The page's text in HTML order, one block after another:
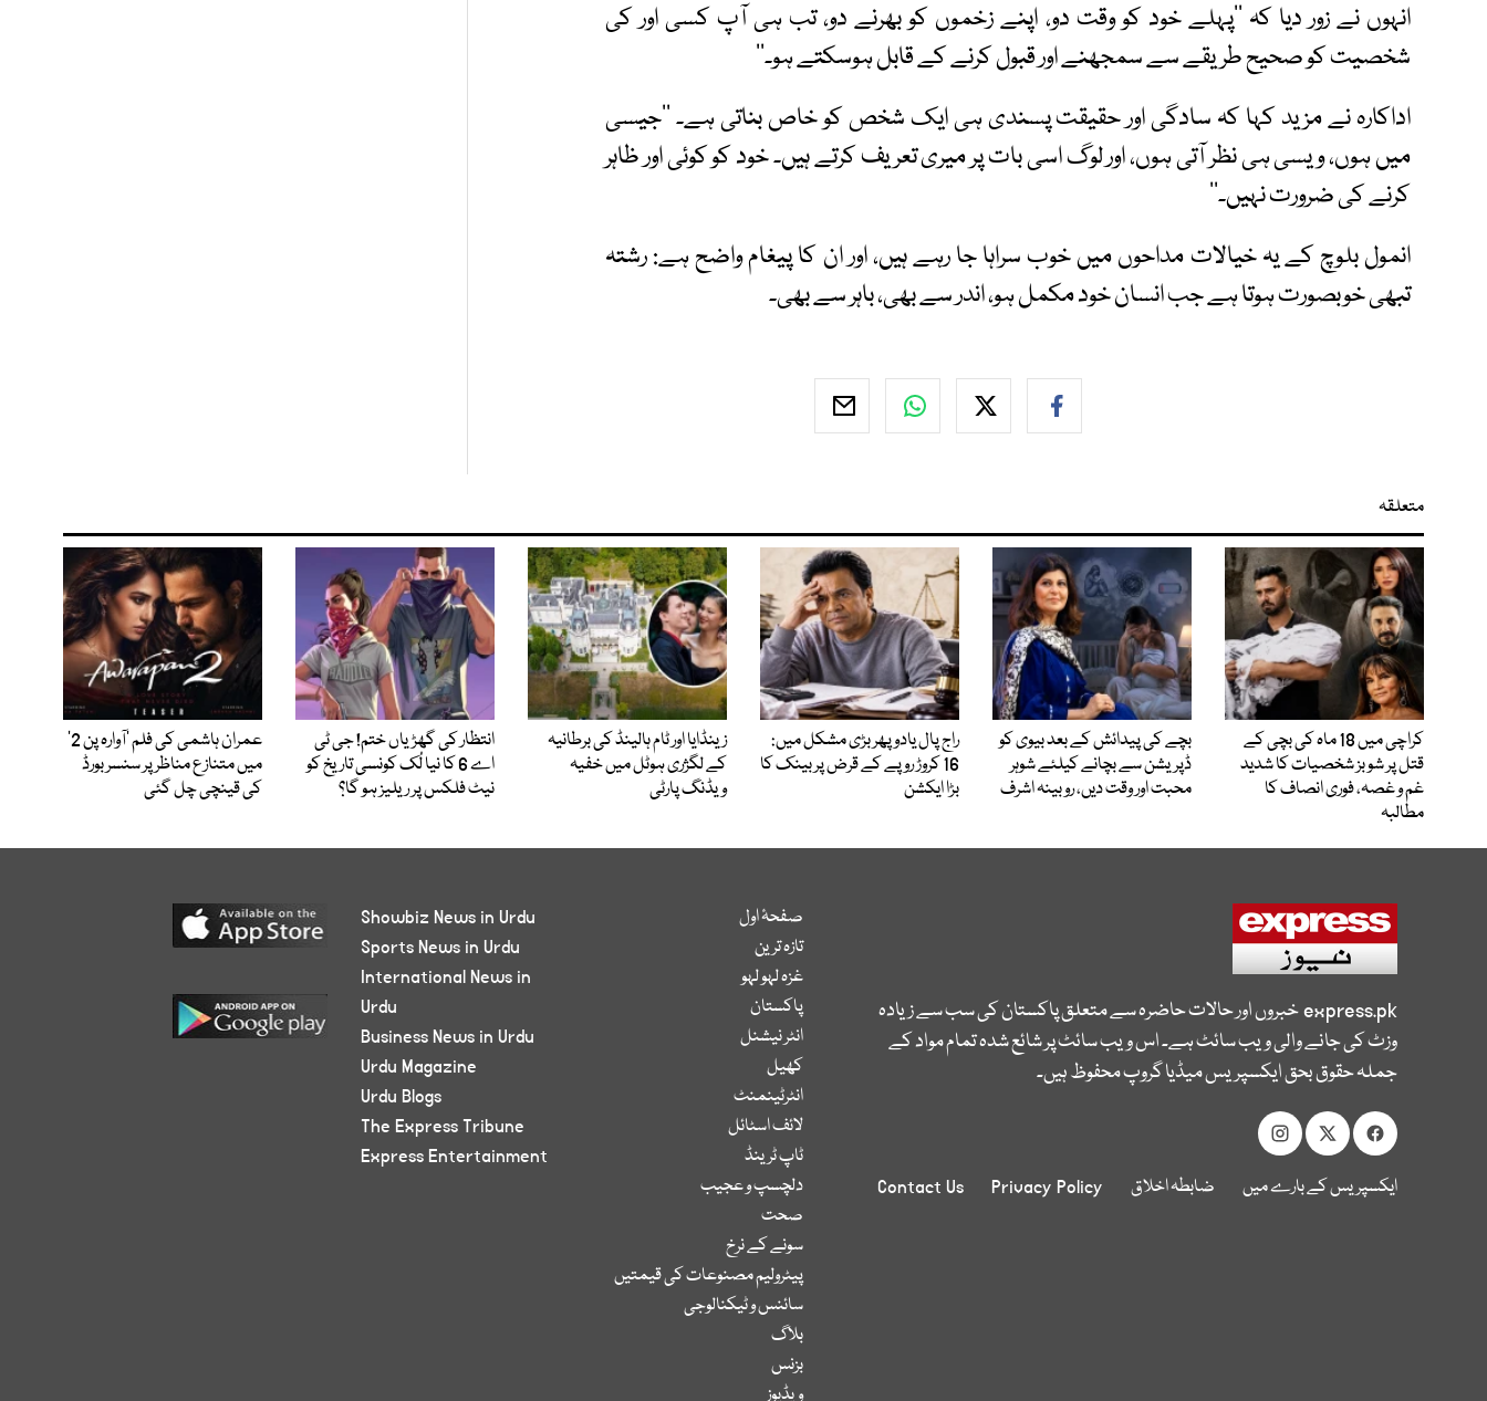
انہوں نے زور دیا کہ ’’پہلے خود کو وقت دو، اپنے زخموں کو بھرنے دو، تب ہی آپ کسی اور کی
شخصیت کو صحیح طریقے سے سمجھنے اور قبول کرنے کے قابل ہوسکتے ہو۔‘‘
اداکارہ نے مزید کہا کہ سادگی اور حقیقت پسندی ہی ایک شخص کو خاص بناتی ہے۔ ’’جیسی
میں ہوں، ویسی ہی نظر آتی ہوں، اور لوگ اسی بات پر میری تعریف کرتے ہیں۔ خود کو کوئی اور ظاہر
کرنے کی ضرورت نہیں۔‘‘
انمول بلوچ کے یہ خیالات مداحوں میں خوب سراہا جا رہے ہیں، اور ان کا پیغام واضح ہے: رشتہ
تبھی خوبصورت ہوتا ہے جب انسان خود مکمل ہو، اندر سے بھی، باہر سے بھی۔
متعلقہ
کراچی میں 18 ماہ کی بچی کے
قتل پر شوبز شخصیات کا شدید
غم و غصہ، فوری انصاف کا
مطالبہ
بچے کی پیدائش کے بعد بیوی کو
ڈپریشن سے بچانے کیلئے شوہر
محبت اور وقت دیں، روبینہ اشرف
راج پال یادو پھر بڑی مشکل میں:
16 کروڑ روپے کے قرض پر بینک کا
بڑا ایکشن
زینڈایا اور ٹام ہالینڈ کی برطانیہ
کے لگژری ہوٹل میں خفیہ
ویڈنگ پارٹی
انتظار کی گھڑیاں ختم! جی ٹی
اے 6 کا نیا لُک کونسی تاریخ کو
نیٹ فلکس پر ریلیز ہو گا؟
عمران ہاشمی کی فلم ’آوارہ پن 2‘
میں متنازع مناظر پر سنسر بورڈ
کی قینچی چل گئی
express.pkخبروں اور حالات حاضرہ سے متعلق پاکستان کی سب سے زیادہ
وزٹ کی جانے والی ویب سائٹ ہے۔ اس ویب سائٹ پر شائع شدہ تمام مواد کے
جملہ حقوق بحق ایکسپریس میڈیا گروپ محفوظ ہیں۔
ایکسپریس کے بارے میں ضابطہ اخلاق Privacy Policy
Contact Us
صفحۂ اول
تازہ ترین
غزہ لہو لہو
پاکستان
انٹر نیشنل
کھیل
انٹرٹینمنٹ
لائف اسٹائل
ٹاپ ٹرینڈ
دلچسپ و عجیب
صحت
سونے کے نرخ
پیٹرولیم مصنوعات کی قیمتیں
سائنس و ٹیکنالوجی
بلاگ
بزنس
ویڈیوز
Showbiz News in Urdu
Sports News in Urdu
International News in
Urdu
Business News in Urdu
Urdu Magazine
Urdu Blogs
The Express Tribune
Express Entertainment